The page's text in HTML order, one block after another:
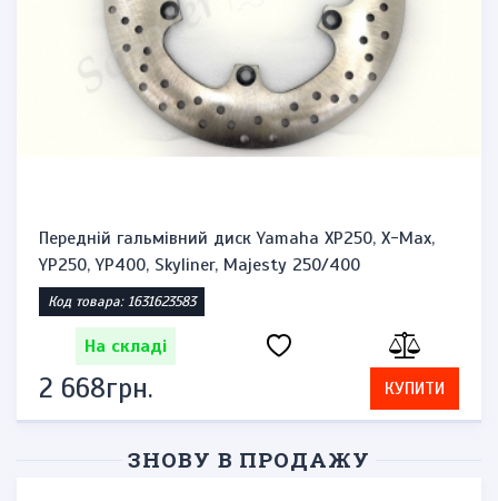
Передній гальмівний диск Yamaha XP250, X-Max,
YP250, YP400, Skyliner, Majesty 250/400
Код товара: 1631623583
На складі
2 668грн. КУПИТИ
ЗНОВУ В ПРОДАЖУ